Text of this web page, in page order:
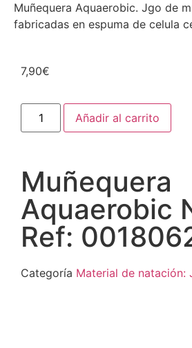
Muñequera Aquaerobic. Jgo de
fabricadas en espuma de celula
7,90€
Añadir al carrito
Muñequera
Aquaerobic
Ref:
Categoría Material de natación: